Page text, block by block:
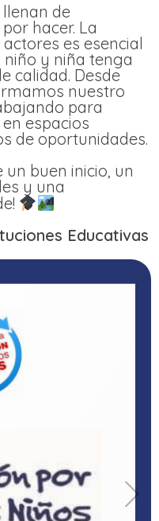
llenan de
hacer. La
es esencial
y niña tenga
calidad. Desde
nuestro
para
espacios
de oportunidades.
un buen inicio, un
y una
Educativas